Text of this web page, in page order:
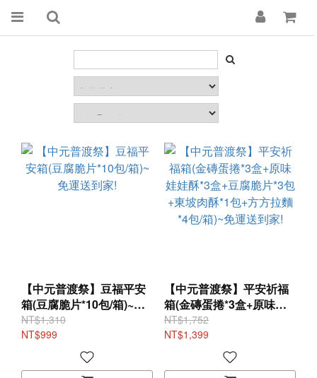
【中元普渡祭】豆福平安
箱(豆腐脆片*10包/箱)~免
運送到家!
NT$1,310
NT$999
【中元普渡祭】平安祈福
箱(金磚蛋捲*3盒+原味娃
娃酥*3盒+豆腐脆片*3包
+東坡肉酥*1包+方方拉麵
*4包/箱)~免運送到家!
NT$1,752
NT$1,399